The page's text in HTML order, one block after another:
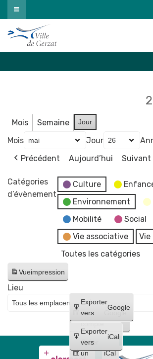
Passer
au
contenu
Mois Semaine Jour
Mois Jour
Précédent
Aujourd’hui Suivant
Catégories
d’évènement
Culture
Environnement
Mobilité
Social
Vie associative
Vie
Toutes les catégories
Vueimpression
Créer
un
compte
Google
Créer
un
iCal
Exporter
vers
Google
Exporter
vers
iCal
Lieu